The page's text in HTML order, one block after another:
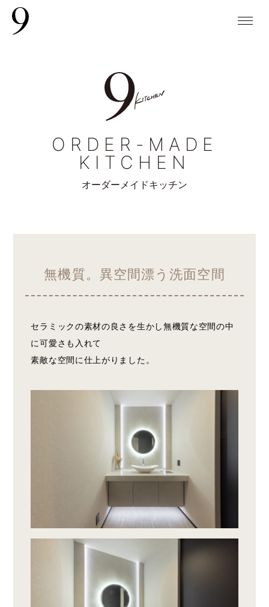
ORDER-MADE
KITCHEN
オーダーメイドキッチン
無機質。異空間漂う洗面空間
セラミックの素材の良さを生かし無機質な空間の中
に可愛さも入れて
素敵な空間に仕上がりました。